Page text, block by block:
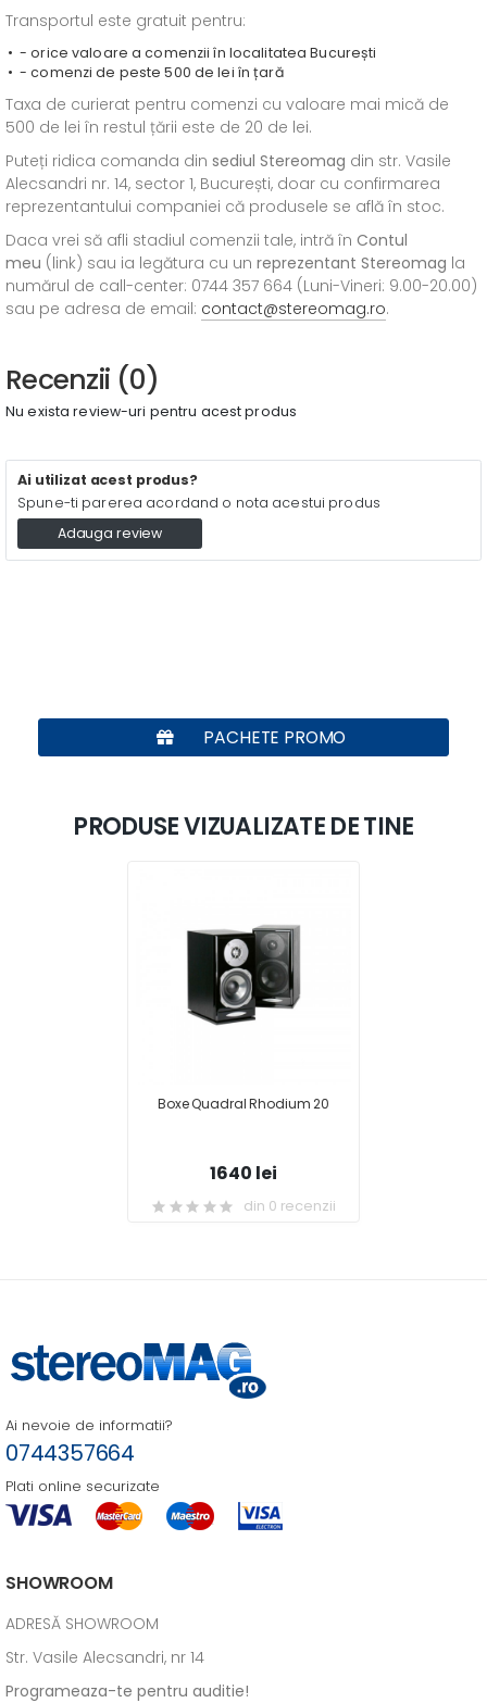
Transportul este gratuit pentru:
- orice valoare a comenzii în localitatea București
- comenzi de peste 500 de lei în țară
Taxa de curierat pentru comenzi cu valoare mai mică de
500 de lei în restul țării este de 20 de lei.
Puteți ridica comanda din sediul Stereomag din str. Vasile
Alecsandri nr. 14, sector 1, București, doar cu confirmarea
reprezentantului companiei că produsele se află în stoc.
Daca vrei să afli stadiul comenzii tale, intră în Contul
meu (link) sau ia legătura cu un reprezentant Stereomag la
numărul de call-center: 0744 357 664 (Luni-Vineri: 9.00-20.00)
sau pe adresa de email: contact@stereomag.ro.
Recenzii (0)
Nu exista review-uri pentru acest produs
Ai utilizat acest produs?
Spune-ti parerea acordand o nota acestui produs
Adauga review
PACHETE PROMO
PRODUSE VIZUALIZATE DE TINE
Boxe Quadral Rhodium 20
1640 lei
din 0 recenzii
Ai nevoie de informatii?
0744357664
Plati online securizate
SHOWROOM
ADRESĂ SHOWROOM
Str. Vasile Alecsandri, nr 14
Programeaza-te pentru auditie!